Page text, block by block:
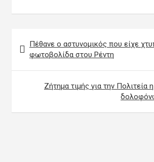
άρθρων
Πέθανε ο αστυνομικός που είχε
φωτοβολίδα στου Ρέντη
Ζήτημα τιμής για την Πολιτεία